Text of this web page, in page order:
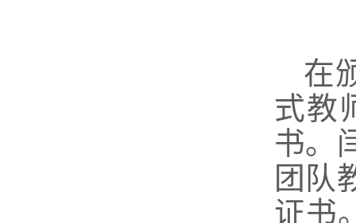
在
式教
书。
团队
证书